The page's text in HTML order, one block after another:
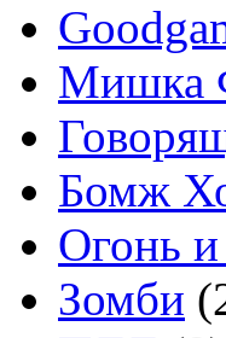
Мишка
Бомж
Огонь
Зомби